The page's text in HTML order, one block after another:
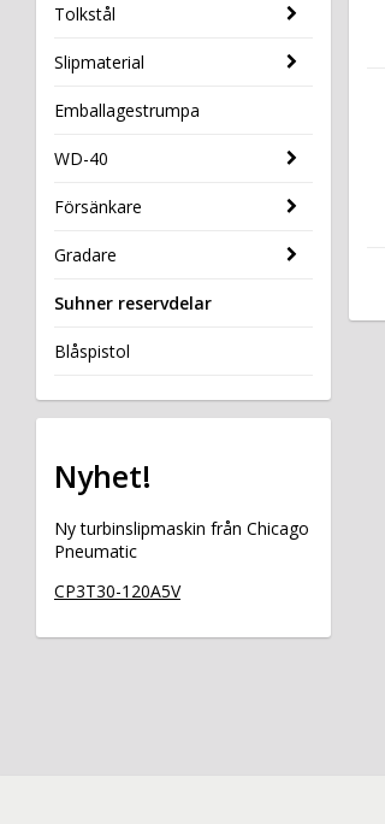
Tolkstål
Slipmaterial
Emballagestrumpa
WD-40
Försänkare
Gradare
Suhner reservdelar
Blåspistol
Nyhet!
Ny turbinslipmaskin från Chicago
Pneumatic
CP3T30-120A5V